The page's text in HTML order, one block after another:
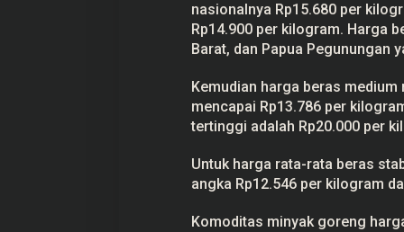
nasionalnya Rp15.680 per
Rp14.900 per kilogram. Harga
Barat, dan Papua Pegunungan
Kemudian harga beras
mencapai Rp13.786 per
tertinggi adalah Rp20.000 per
Untuk harga rata-rata beras
angka Rp12.546 per kilogram
Komoditas minyak goreng